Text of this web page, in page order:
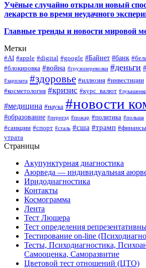
Учёные случайно открыли новый
лекарств во время неудачного
Главные тренды и новости мировой
Метки
#AI #apple #digital #google #Байнет #банк
#блокировка #война #грузоперевозки #деньги
#зарплата #здоровье #иллюзия #инвестиции
#косметология #кризис #курс_валют #лукашенко
#медицина #наука #новости
#образование #переезд #пожар #политика #польша
#санкции #спорт #сталь #сша #трамп #финансы
утрата
Страницы
Акупунктурная диагностика
Аюрведа — индивидуальная
Иридодиагностика
Контакты
Космограмма
Лента
Тест Люшера
Тест определения
Тестирование on-line
Тесты, Психодиагностика,
Самооценка, Саморазвитие
Цветовой тест отношений (ЦТО)